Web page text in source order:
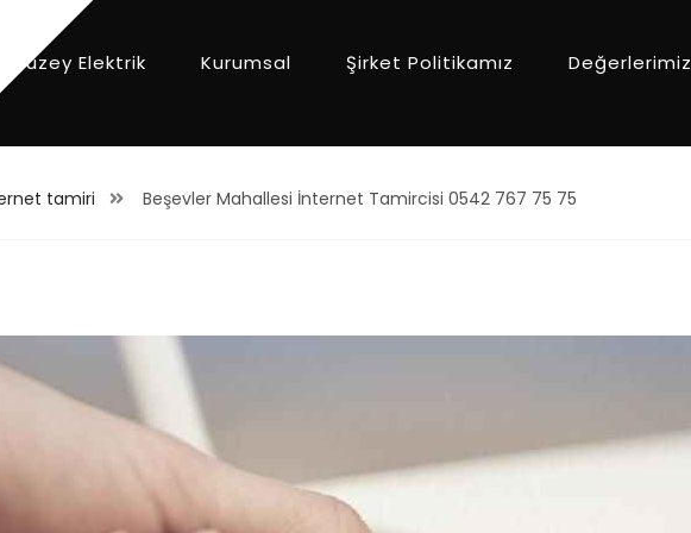
Kuzey Elektrik Kurumsal Şirket Politikamız Değerlerimiz
tamiri Beşevler Mahallesi İnternet Tamircisi 0542 767 75 75